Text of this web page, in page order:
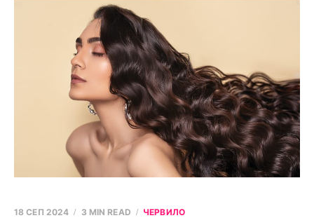
18 СЕП 2024 3 MIN READ ЧЕРВИЛО